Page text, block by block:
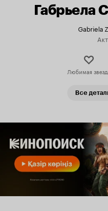
Габрьела
Gabriela
Любимая
Все